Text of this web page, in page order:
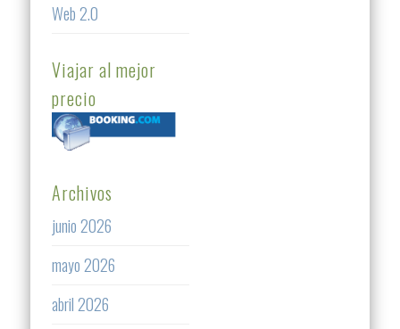
Web 2.0
Viajar al mejor
precio
Archivos
junio 2026
mayo 2026
abril 2026